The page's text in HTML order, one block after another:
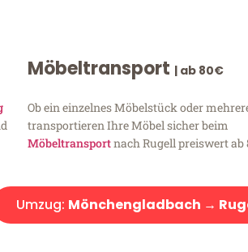
Möbeltransport | ab 80€
Ob ein einzelnes Möbelstück oder
transportieren Ihre Möbel sicher beim
Möbeltransportnach Rugell preiswert ab
Umzug: Mönchengladbach →